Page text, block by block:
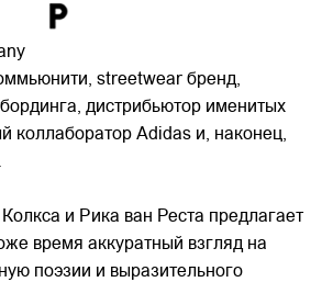
streetwear бренд,
дистрибьютор именитых
коллаборатор Adidas и, наконец,
и Рика ван Реста предлагает
время аккуратный взгляд на
поэзии и выразительного